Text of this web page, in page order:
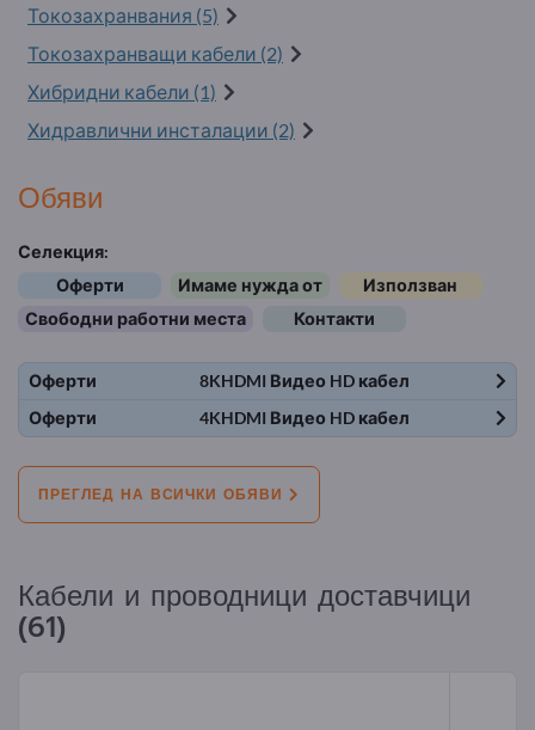
Токозахранвания (5)
Токозахранващи кабели (2)
Хибридни кабели (1)
Хидравлични инсталации (2)
Обяви
Селекция:
Оферти
Имаме нужда от
Използван
Свободни работни места
Контакти
Оферти
8KHDMI Видео HD кабел
Оферти
4KHDMI Видео HD кабел
ПРЕГЛЕД НА ВСИЧКИ ОБЯВИ
Кабели и проводници доставчици
(61)